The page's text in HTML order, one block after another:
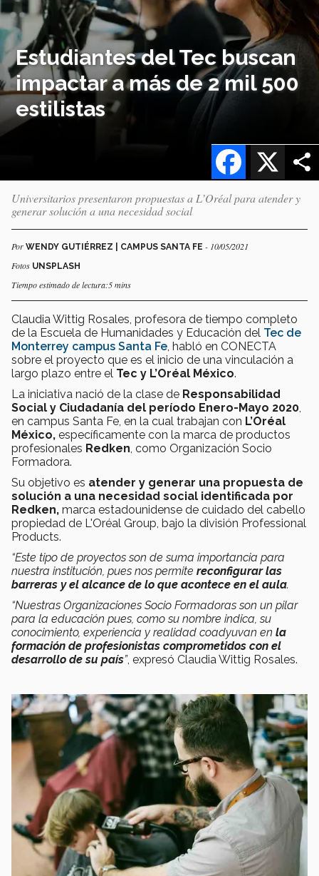
Estudiantes del Tec buscan
impactar a más de 2 mil 500
estilistas
X
Facebook
Universitarios presentaron propuestas a L’Oréal para atender y
generar solución a una necesidad social
Por WENDY GUTIÉRREZ | CAMPUS SANTA FE - 10/05/2021
Fotos UNSPLASH
Tiempo estimado de lectura:5 mins
Claudia Wittig Rosales, profesora de tiempo completo
de la Escuela de Humanidades y Educación del Tec de
Monterrey campus Santa Fe , habló en CONECTA
sobre el proyecto que es el inicio de una vinculación a
largo plazo entre el Tec y L’Oréal México.
La iniciativa nació de la clase de Responsabilidad
Social y Ciudadanía del período Enero-Mayo 2020
en campus Santa Fe, en la cual trabajan con L’Oréal
México, específicamente con la marca de productos
profesionales Redken , como Organización Socio
Formadora.
Su objetivo es atender y generar una propuesta de
solución a una necesidad social identificada por
Redken, marca estadounidense de cuidado del cabello
propiedad de L'Oréal Group, bajo la división Professional
Products.
“Este tipo de proyectos son de suma importancia para
nuestra institución, pues nos permite reconfigurar las
barreras y el alcance de lo que acontece en el aula.
“Nuestras Organizaciones Socio Formadoras son un pilar
para la educación pues, como su nombre indica, su
conocimiento, experiencia y realidad coadyuvan en la
formación de profesionistas comprometidos con el
desarrollo de su país”, expresó Claudia Wittig Rosales.